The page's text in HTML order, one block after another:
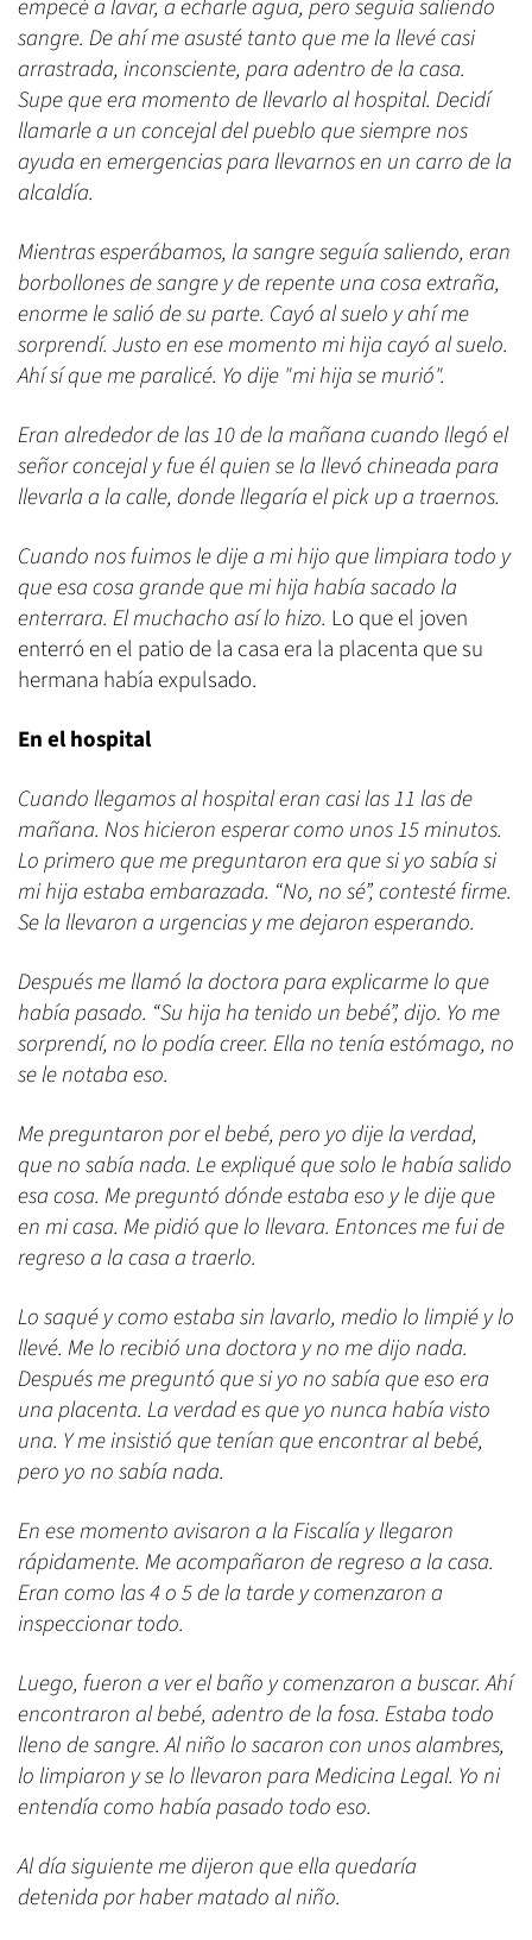
empecé a lavar, a echarle agua, pero seguía saliendo
sangre. De ahí me asusté tanto que me la llevé casi
arrastrada, inconsciente, para adentro de la casa.
Supe que era momento de llevarlo al hospital. Decidí
llamarle a un concejal del pueblo que siempre nos
ayuda en emergencias para llevarnos en un carro de la
alcaldía.
Mientras esperábamos, la sangre seguía saliendo, eran
borbollones de sangre y de repente una cosa extraña,
enorme le salió de su parte. Cayó al suelo y ahí me
sorprendí. Justo en ese momento mi hija cayó al suelo.
Ahí sí que me paralicé. Yo dije "mi hija se murió".
Eran alrededor de las 10 de la mañana cuando llegó el
señor concejal y fue él quien se la llevó chineada para
llevarla a la calle, donde llegaría el pick up a traernos.
Cuando nos fuimos le dije a mi hijo que limpiara todo y
que esa cosa grande que mi hija había sacado la
enterrara. El muchacho así lo hizo. Lo que el joven
enterró en el patio de la casa era la placenta que su
hermana había expulsado.
En el hospital
Cuando llegamos al hospital eran casi las 11 las de
mañana. Nos hicieron esperar como unos 15 minutos.
Lo primero que me preguntaron era que si yo sabía si
mi hija estaba embarazada. “No, no sé”, contesté firme.
Se la llevaron a urgencias y me dejaron esperando.
Después me llamó la doctora para explicarme lo que
había pasado. “Su hija ha tenido un bebé”, dijo. Yo me
sorprendí, no lo podía creer. Ella no tenía estómago, no
se le notaba eso.
Me preguntaron por el bebé, pero yo dije la verdad,
que no sabía nada. Le expliqué que solo le había salido
esa cosa. Me preguntó dónde estaba eso y le dije que
en mi casa. Me pidió que lo llevara. Entonces me fui de
regreso a la casa a traerlo.
Lo saqué y como estaba sin lavarlo, medio lo limpié y lo
llevé. Me lo recibió una doctora y no me dijo nada.
Después me preguntó que si yo no sabía que eso era
una placenta. La verdad es que yo nunca había visto
una. Y me insistió que tenían que encontrar al bebé,
pero yo no sabía nada.
En ese momento avisaron a la Fiscalía y llegaron
rápidamente. Me acompañaron de regreso a la casa.
Eran como las 4 o 5 de la tarde y comenzaron a
inspeccionar todo.
Luego, fueron a ver el baño y comenzaron a buscar. Ahí
encontraron al bebé, adentro de la fosa. Estaba todo
lleno de sangre. Al niño lo sacaron con unos alambres,
lo limpiaron y se lo llevaron para Medicina Legal. Yo ni
entendía como había pasado todo eso.
Al día siguiente me dijeron que ella quedaría
detenida por haber matado al niño.